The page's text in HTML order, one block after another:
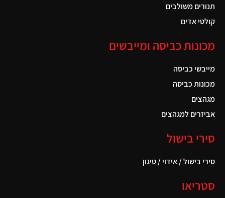
תנורים משולבים
קולטי אדים
מכונות כביסה ומייבשים
מייבשי כביסה
מכונות כביסה
מגהצים
אביזרים למגהצים
סירי בישול
סירי בישול / אידוי / טיגון
סטריאו